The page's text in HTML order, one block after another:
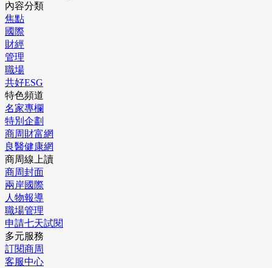
內容分類
焦點
國際
財經
管理
職場
共好ESG
特色頻道
名家專欄
特別企劃
商周財富網
良醫健康網
商周線上讀
商周封面
兩岸國際
人物報導
職場管理
申請七天試閱
多元服務
訂閱商周
客服中心